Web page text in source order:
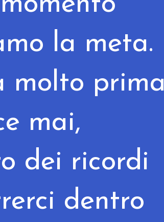
la meta.
molto prima
mai,
dei ricordi
dentro